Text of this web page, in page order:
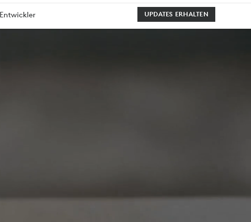
UPDATES ERHALTEN